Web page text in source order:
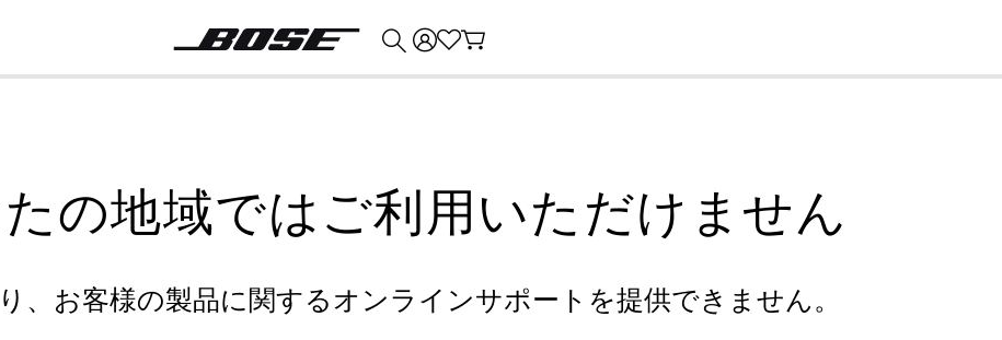
の地域ではご利用いただけません
、お客様の製品に関するオンラインサポートを提供できません。